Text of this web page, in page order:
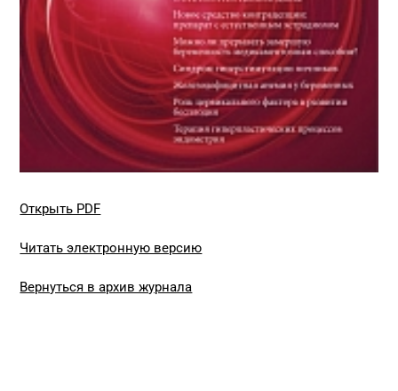
Открыть PDF
Читать электронную версию
Вернуться в архив журнала